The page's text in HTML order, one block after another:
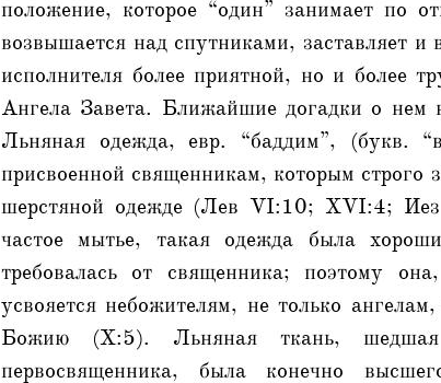
положение, которое “один” занимает по
возвышается над спутниками, заставляет
исполнителя более приятной, но и более
Ангела Завета. Ближайшие догадки о
Льняная одежда, евр. “баддим”, (букв.
присвоенной священникам, которым строго
шерстяной одежде (Лев VI:10; XVI:4;
частое мытье, такая одежда была
требовалась от священника; поэтому
усвояется небожителям, не только
Божию (X:5). Льняная ткань,
первосвященника, была конечно